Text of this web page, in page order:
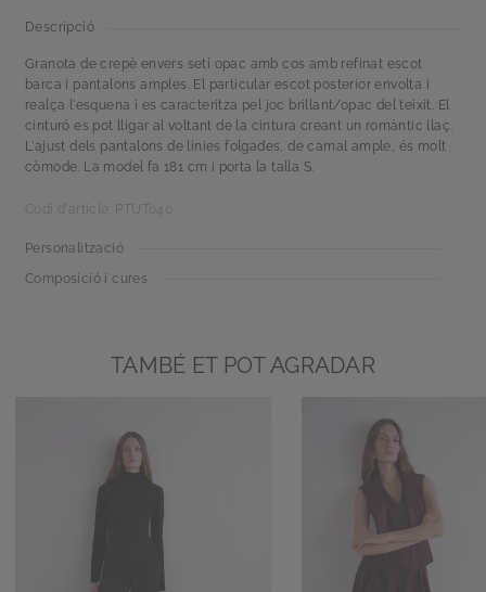
Descripció
Granota de crepè envers setí opac amb cos amb refinat escot
barca i pantalons amples. El particular escot posterior envolta i
realça l'esquena i es caracteritza pel joc brillant/opac del teixit. El
cinturó es pot lligar al voltant de la cintura creant un romàntic llaç.
L'ajust dels pantalons de línies folgades, de camal ample, és molt
còmode. La model fa 181 cm i porta la talla S.
Codi d'article: PTUT040
Personalització
Composició i cures
TAMBÉ ET POT AGRADAR